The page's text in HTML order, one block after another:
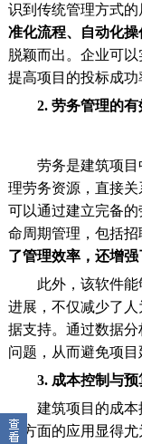
识到传统管理方式的
准化流程、自动化操
脱颖而出。企业可
提高项目的投标成功
2. 劳务管理的
劳务是建筑项目
理劳务资源，直接
可以通过建立完备
命周期管理，包括招
了管理效率，还增
此外，该软件能
进展，不仅减少了
据支持。通过数据
问题，从而避免项目
3. 成本控制与预
建筑项目的成本
此方面的应用显得